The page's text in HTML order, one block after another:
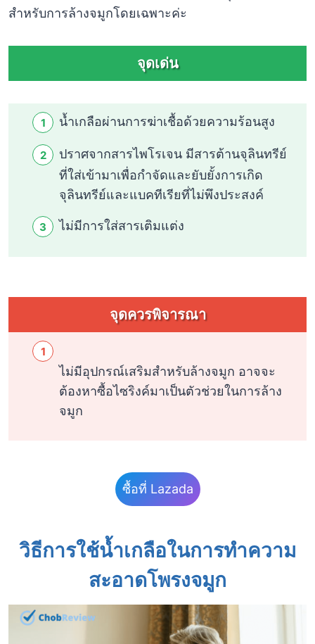
สำหรับการล้างจมูกโดยเฉพาะค่ะ
จุดเด่น
น้ำเกลือผ่านการฆ่าเชื้อด้วยความร้อนสูง
ปราศจากสารไพโรเจน มีสารต้านจุลินทรีย์
ที่ใส่เข้ามาเพื่อกำจัดและยับยั้งการเกิด
จุลินทรีย์และแบคทีเรียที่ไม่พึงประสงค์
ไม่มีการใส่สารเติมแต่ง
จุดควรพิจารณา
ไม่มีอุปกรณ์เสริมสำหรับล้างจมูก อาจจะ
ต้องหาซื้อไซริงค์มาเป็นตัวช่วยในการล้าง
จมูก
ซื้อที่ Lazada
วิธีการใช้น้ำเกลือในการทำความ
สะอาดโพรงจมูก